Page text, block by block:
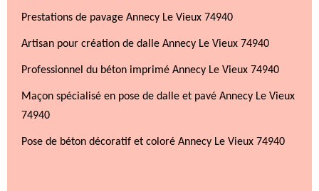
Prestations de pavage Annecy Le Vieux 74940
Artisan pour création de dalle Annecy Le Vieux 74940
Professionnel du béton imprimé Annecy Le Vieux 74940
Maçon spécialisé en pose de dalle et pavé Annecy Le Vieux
74940
Pose de béton décoratif et coloré Annecy Le Vieux 74940